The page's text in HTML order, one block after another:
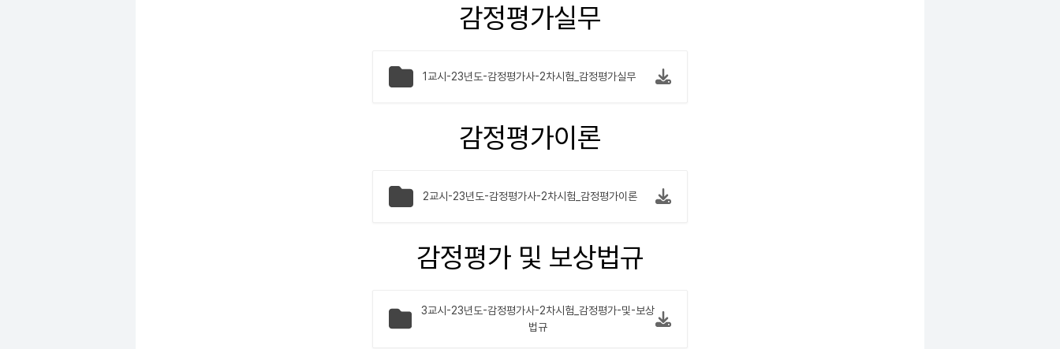
감정평가실무
1교시-23년도-감정평가사-2차시험_감정평가실무
감정평가이론
2교시-23년도-감정평가사-2차시험_감정평가이론
감정평가 및 보상법규
3교시-23년도-감정평가사-2차시험_감정평가-및-보상
법규